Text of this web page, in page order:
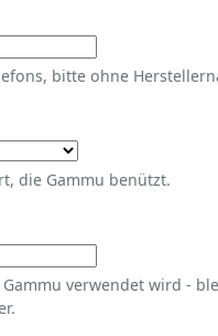
bitte ohne
die Gammu benützt.
verwendet wird -